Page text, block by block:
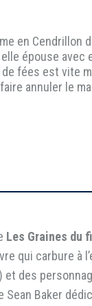
en Cendrillon
épouse avec
fées est vite
annuler le
Les Graines du
qui carbure à
des
Baker